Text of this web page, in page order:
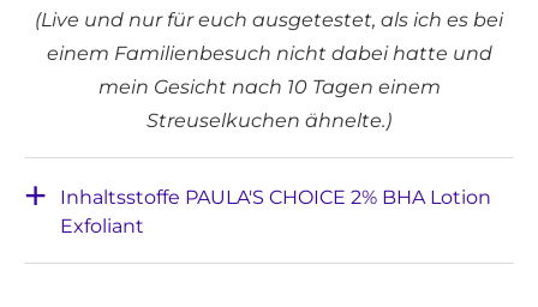
(Live und nur für euch ausgetestet, als ich es bei
einem Familienbesuch nicht dabei hatte und
mein Gesicht nach 10 Tagen einem
Streuselkuchen ähnelte.)
Inhaltsstoffe PAULA'S CHOICE 2% BHA Lotion
Exfoliant